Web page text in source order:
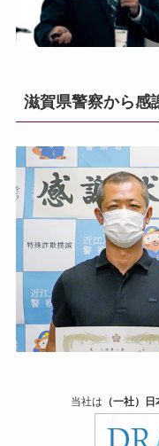
滋賀県警察から感
当社は （一社）